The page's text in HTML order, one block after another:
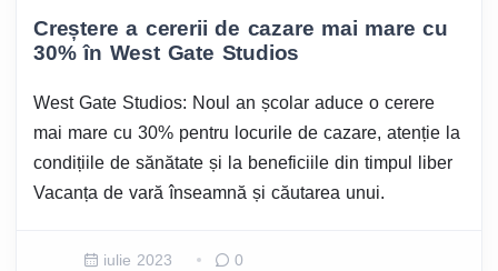
Creștere a cererii de cazare mai mare cu
30% în West Gate Studios
West Gate Studios: Noul an școlar aduce o cerere
mai mare cu 30% pentru locurile de cazare, atenție la
condițiile de sănătate și la beneficiile din timpul liber
Vacanța de vară înseamnă și căutarea unui.
iulie 2023 0